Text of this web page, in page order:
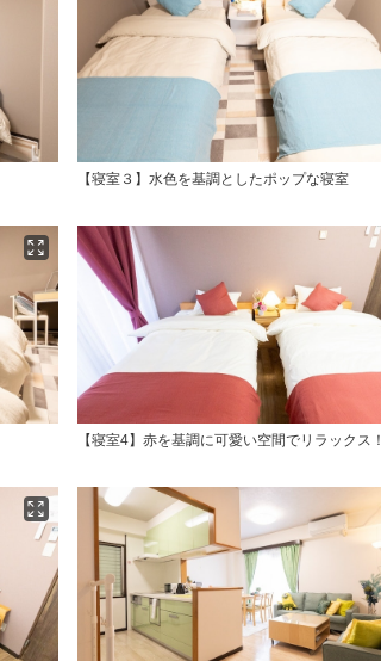
【寝室３】水色を基調としたポップな寝室
【寝室4】赤を基調に可愛い空間でリラックス！